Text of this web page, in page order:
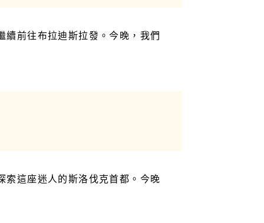
前往布拉迪斯拉發。今晚，我們
索這座迷人的斯洛伐克首都。今晚